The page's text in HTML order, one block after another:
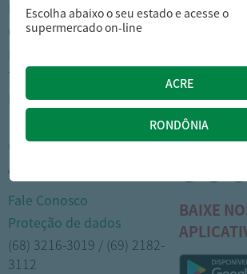
Nossas lojas
Cartão Arasuper
Trabalhe Conosco
Portal do colaborador
Como
Trocas e
Formas
CENTRAL DE
ATENDIMENTO
Fale Conosco
Proteção de dados
(68) 3216-3019 / (69) 2182-
3112
MÍDIAS
BAIXE
Escolha abaixo o seu estado e acesse o
supermercado on-line